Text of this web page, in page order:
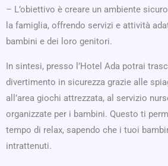
– L’obiettivo è creare un ambiente
la famiglia, offrendo servizi e attività
bambini e dei loro genitori.
In sintesi, presso l’Hotel Ada potrai
divertimento in sicurezza grazie alle
all’area giochi attrezzata, al servizio
organizzate per i bambini. Questo ti
tempo di relax, sapendo che i tuoi
intrattenuti.